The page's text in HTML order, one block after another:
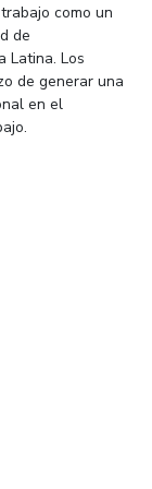
como un
de
Latina. Los
de generar una
en el